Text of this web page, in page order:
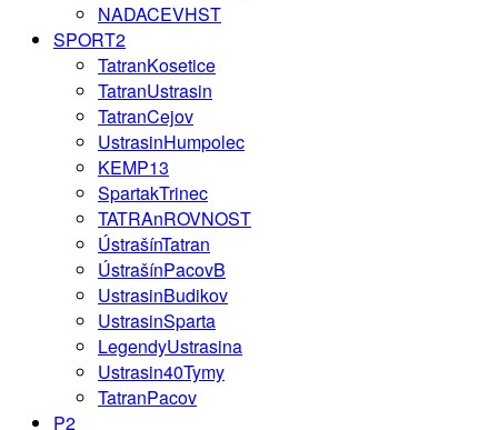
NADACEVHST
SPORT2
TatranKosetice
TatranUstrasin
TatranCejov
UstrasinHumpolec
KEMP13
SpartakTrinec
TATRAnROVNOST
ÚstrašínTatran
ÚstrašínPacovB
UstrasinBudikov
UstrasinSparta
LegendyUstrasina
Ustrasin40Tymy
TatranPacov
P2